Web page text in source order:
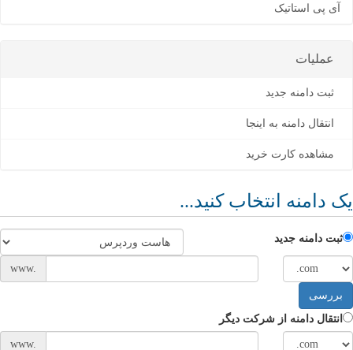
آی پی استاتیک
عملیات
ثبت دامنه جدید
انتقال دامنه به اینجا
مشاهده کارت خرید
یک دامنه انتخاب کنید...
ثبت دامنه جدید
www.
بررسی
انتقال دامنه از شرکت دیگر
www.